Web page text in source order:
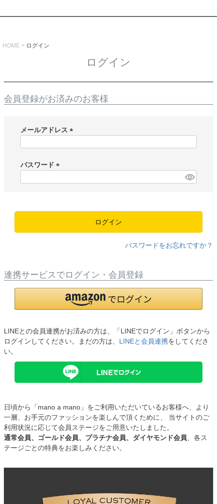
HOME ログイン
ログイン
会員登録がお済みのお客様
メールアドレス
)
パスワード
ログイン
パスワードをお忘れですか？
連携サービスでログイン・会員登録
LINEとの会員連携がお済みの方は、「LINEでログイン」ボタンから
ログインしてください。まだの方は、 LINEと会員連携をしてくださ
い。
日頃から「mano a mano」をご利用いただいているお客様へ、より
一層、お手元のファッションを楽しんで頂くために、 当サイトのご
利用状況に応じて会員ステージをご用意いたしました。
通常会員、ゴールド会員、プラチナ会員、ダイヤモンド会員、各ス
テージごとの特典をお楽しみください。